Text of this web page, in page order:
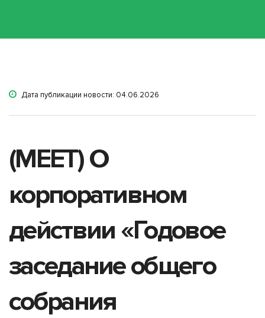
Дата публикации новости: 04.06.2026
(MEET) О
корпоративном
действии «Годовое
заседание общего
собрания